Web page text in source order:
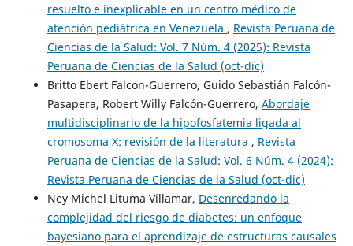
resuelto e inexplicable en un centro médico de
atención pediátrica en Venezuela , Revista Peruana de
Ciencias de la Salud: Vol. 7 Núm. 4 (2025): Revista
Peruana de Ciencias de la Salud (oct-dic)
Britto Ebert Falcon-Guerrero, Guido Sebastián Falcón-
Pasapera, Robert Willy Falcón-Guerrero, Abordaje
multidisciplinario de la hipofosfatemia ligada al
cromosoma X: revisión de la literatura , Revista
Peruana de Ciencias de la Salud: Vol. 6 Núm. 4 (2024):
Revista Peruana de Ciencias de la Salud (oct-dic)
Ney Michel Lituma Villamar, Desenredando la
complejidad del riesgo de diabetes: un enfoque
bayesiano para el aprendizaje de estructuras causales